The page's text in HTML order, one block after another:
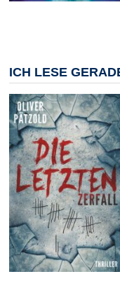
ICH LESE